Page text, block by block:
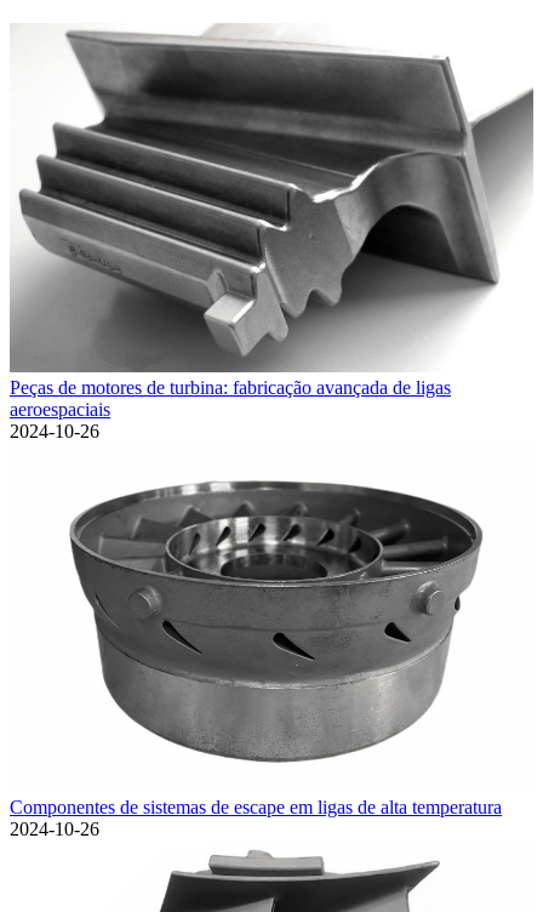
Peças de motores de turbina: fabricação avançada de ligas
aeroespaciais
2024-10-26
Componentes de sistemas de escape em ligas de alta temperatura
2024-10-26